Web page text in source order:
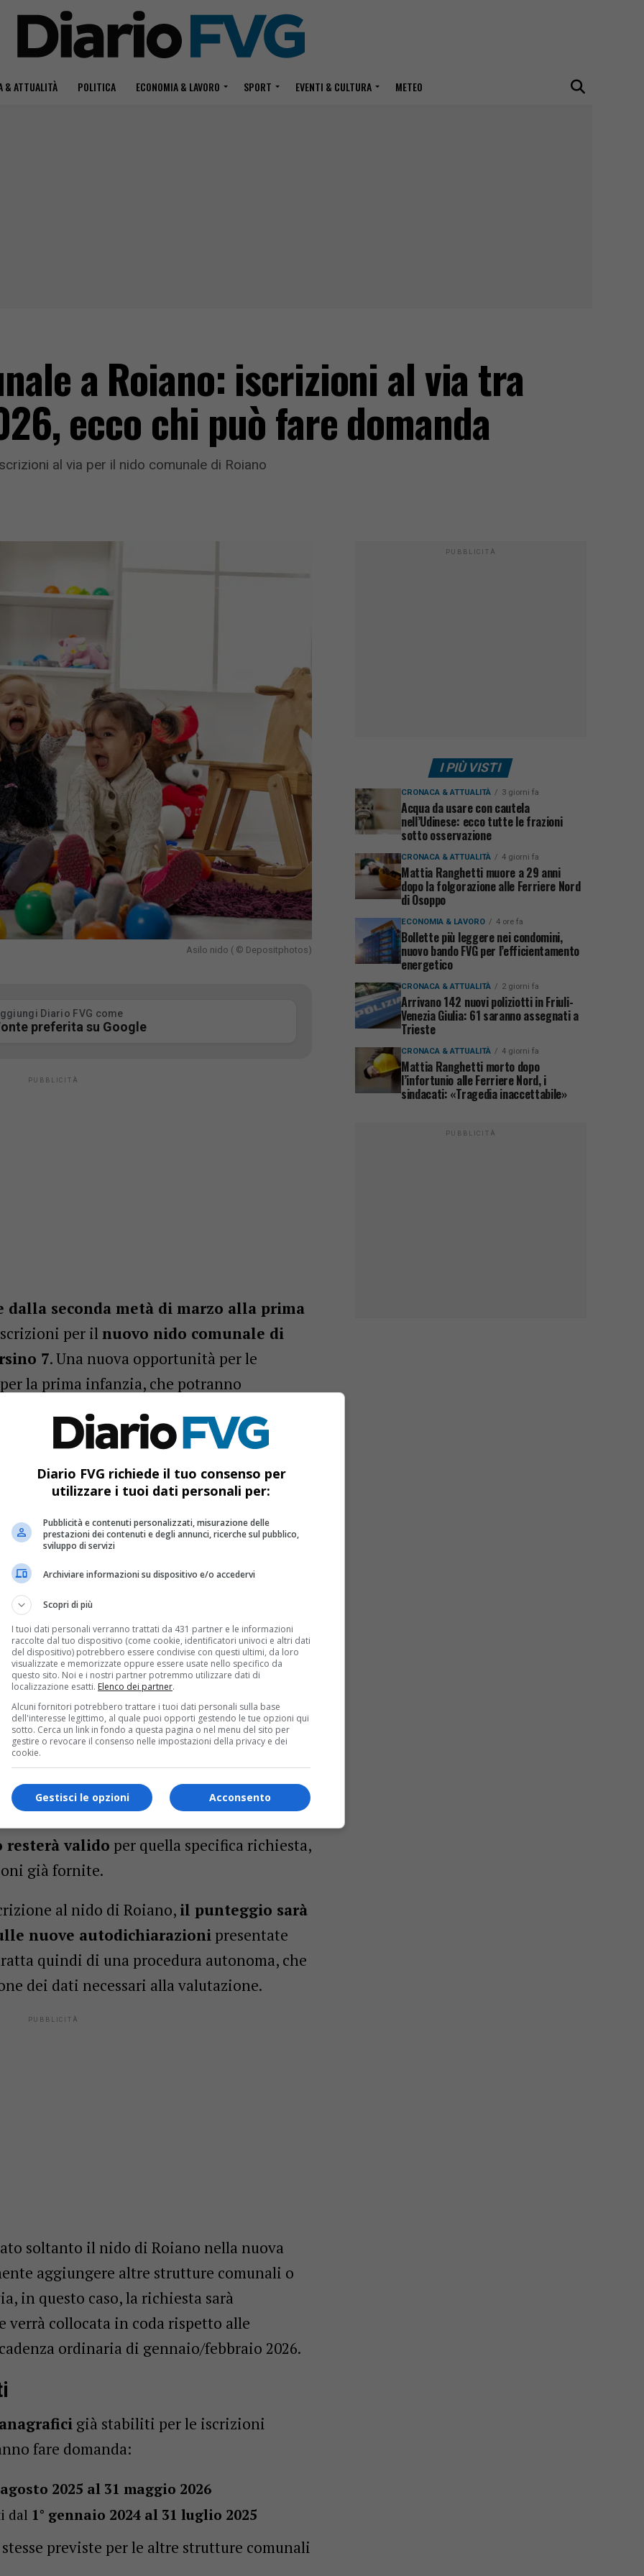
& ATTUALITÀ POLITICA ECONOMIA & LAVORO SPORT EVENTI & CULTURA METEO
a Roiano: iscrizioni al via tra
ecco chi può fare domanda
al via per il nido comunale di Roiano
Asilo nido ( © Depositphotos)
Diario FVG come
preferita su Google
dalla seconda metà di marzo alla prima
per il nuovo nido comunale di
7. Una nuova opportunità per le
la prima infanzia, che potranno
dal fatto di aver già inoltrato
di iscrizione, svoltosi dal12 gennaio
assunzioni nel trasporto pubblico con stipendio da
e Sabatini Fvg per professionisti e Pmi
regolamento per i volontari: più privacy e nuove
le famiglie che non avevano ancora
quelle che avevano già fatto richiesta per
e punteggi
valido per quella specifica richiesta,
già fornite.
al nido di Roiano, il punteggio sarà
nuove autodichiarazioni presentate
quindi di una procedura autonoma, che
dei dati necessari alla valutazione.
soltanto il nido di Roiano nella nuova
aggiungere altre strutture comunali o
in questo caso, la richiesta sarà
verrà collocata in coda rispetto alle
ordinaria di gennaio/febbraio 2026.
già stabiliti per le iscrizioni
fare domanda:
agosto 2025 al 31 maggio 2026
dal 1° gennaio 2024 al 31 luglio 2025
previste per le altre strutture comunali
PUBBLICITÀ
I PIÙ VISTI
CRONACA & ATTUALITÀ 3 giorni fa
Acqua da usare con cautela
nell’Udinese: ecco tutte le frazioni
sotto osservazione
CRONACA & ATTUALITÀ 4 giorni fa
Mattia Ranghetti muore a 29 anni
dopo la folgorazione alle Ferriere Nord
di Osoppo
ECONOMIA & LAVORO 4 ore fa
Bollette più leggere nei condomini,
nuovo bando FVG per l’efficientamento
energetico
CRONACA & ATTUALITÀ 2 giorni fa
Arrivano 142 nuovi poliziotti in Friuli-
Venezia Giulia: 61 saranno assegnati a
Trieste
CRONACA & ATTUALITÀ 4 giorni fa
Mattia Ranghetti morto dopo
l’infortunio alle Ferriere Nord, i
sindacati: «Tragedia inaccettabile»
PUBBLICITÀ
Diario FVG richiede il tuo consenso per
utilizzare i tuoi dati personali per:
Pubblicità e contenuti personalizzati, misurazione delle
prestazioni dei contenuti e degli annunci, ricerche sul pubblico,
sviluppo di servizi
Archiviare informazioni su dispositivo e/o accedervi
Scopri di più
I tuoi dati personali verranno trattati da 431 partner e le informazioni
raccolte dal tuo dispositivo (come cookie, identificatori univoci e altri dati
del dispositivo) potrebbero essere condivise con questi ultimi, da loro
visualizzate e memorizzate oppure essere usate nello specifico da
questo sito. Noi e i nostri partner potremmo utilizzare dati di
localizzazione esatti. Elenco dei partner.
Alcuni fornitori potrebbero trattare i tuoi dati personali sulla base
dell'interesse legittimo, al quale puoi opporti gestendo le tue opzioni qui
sotto. Cerca un link in fondo a questa pagina o nel menu del sito per
gestire o revocare il consenso nelle impostazioni della privacy e dei
cookie.
Acconsento
Gestisci le opzioni